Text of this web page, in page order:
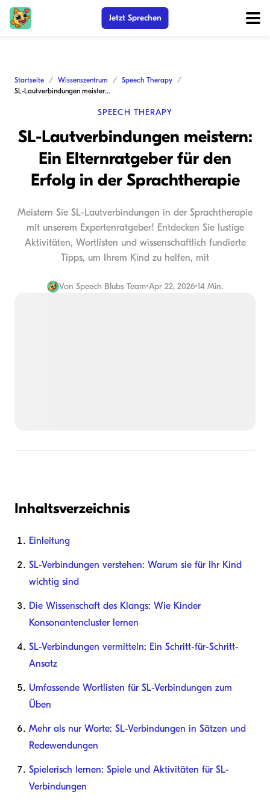
Jetzt Sprechen
Startseite Wissenszentrum
Speech Therapy
SL-Lautverbindungen meistern: Ein Elternratgeber für den Erfolg in der Sprachtherapie
SPEECH THERAPY
SL-Lautverbindungen meistern:
Ein Elternratgeber für den
Erfolg in der Sprachtherapie
Meistern Sie SL-Lautverbindungen in der Sprachtherapie
mit unserem Expertenratgeber! Entdecken Sie lustige
Aktivitäten, Wortlisten und wissenschaftlich fundierte
Tipps, um Ihrem Kind zu helfen, mit
Von Speech Blubs Team•Apr 22, 2026•14 Min.
Inhaltsverzeichnis
Einleitung
SL-Verbindungen verstehen: Warum sie für Ihr Kind
wichtig sind
Die Wissenschaft des Klangs: Wie Kinder
Konsonantencluster lernen
SL-Verbindungen vermitteln: Ein Schritt-für-Schritt-
Ansatz
Umfassende Wortlisten für SL-Verbindungen zum
Üben
Mehr als nur Worte: SL-Verbindungen in Sätzen und
Redewendungen
Spielerisch lernen: Spiele und Aktivitäten für SL-
Verbindungen